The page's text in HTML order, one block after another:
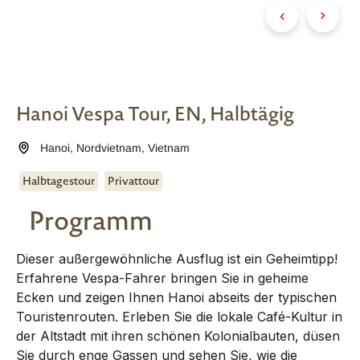
Hanoi Vespa Tour, EN, Halbtägig
Hanoi, Nordvietnam,Vietnam
Halbtagestour Privattour
Programm
Dieser außergewöhnliche Ausflug ist ein Geheimtipp!
Erfahrene Vespa-Fahrer bringen Sie in geheime
Ecken und zeigen Ihnen Hanoi abseits der typischen
Touristenrouten. Erleben Sie die lokale Café-Kultur in
der Altstadt mit ihren schönen Kolonialbauten, düsen
Sie durch enge Gassen und sehen Sie, wie die